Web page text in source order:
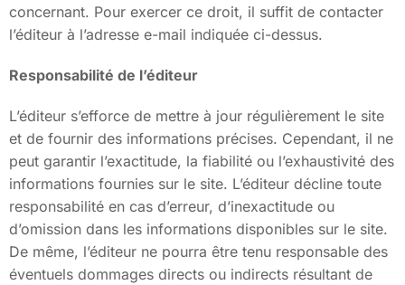
concernant. Pour exercer ce droit, il suffit de contacter
l’éditeur à l’adresse e-mail indiquée ci-dessus.
Responsabilité de l’éditeur
L’éditeur s’efforce de mettre à jour régulièrement le site
et de fournir des informations précises. Cependant, il ne
peut garantir l’exactitude, la fiabilité ou l’exhaustivité des
informations fournies sur le site. L’éditeur décline toute
responsabilité en cas d’erreur, d’inexactitude ou
d’omission dans les informations disponibles sur le site.
De même, l’éditeur ne pourra être tenu responsable des
éventuels dommages directs ou indirects résultant de